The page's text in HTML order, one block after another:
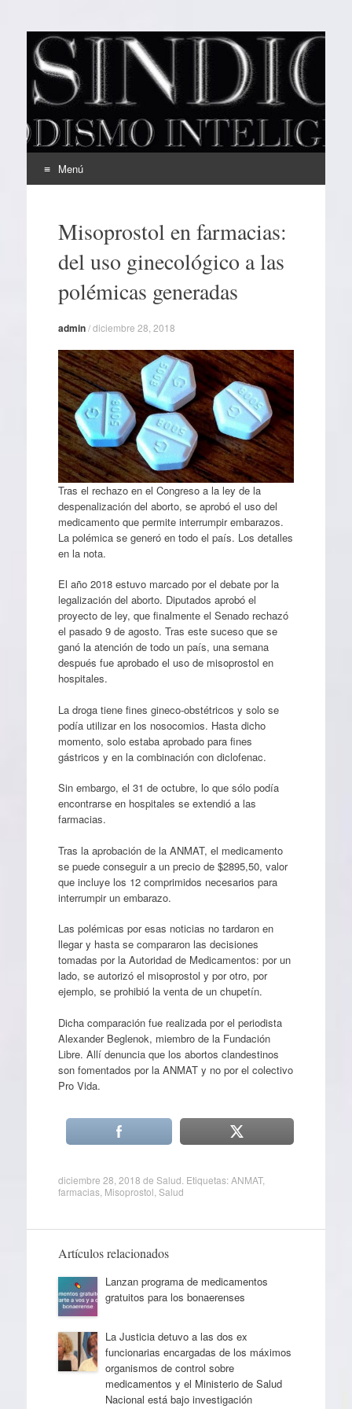
EL SINDICAL
Periodismo Inteligente
Menú
contenidoMisoprostol en farmacias:
del uso ginecológico a las
polémicas generadas
admin/diciembre 28, 2018
Tras el rechazo en el Congreso a la ley de la
despenalización del aborto, se aprobó el uso del
medicamento que permite interrumpir embarazos.
La polémica se generó en todo el país. Los detalles
en la nota.
El año 2018 estuvo marcado por el debate por la
legalización del aborto. Diputados aprobó el
proyecto de ley, que finalmente el Senado rechazó
el pasado 9 de agosto. Tras este suceso que se
ganó la atención de todo un país, una semana
después fue aprobado el uso de misoprostol en
hospitales.
La droga tiene fines gineco-obstétricos y solo se
podía utilizar en los nosocomios. Hasta dicho
momento, solo estaba aprobado para fines
gástricos y en la combinación con diclofenac.
Sin embargo, el 31 de octubre, lo que sólo podía
encontrarse en hospitales se extendió a las
farmacias.
Tras la aprobación de la ANMAT, el medicamento
se puede conseguir a un precio de $2895,50, valor
que incluye los 12 comprimidos necesarios para
interrumpir un embarazo.
Las polémicas por esas noticias no tardaron en
llegar y hasta se compararon las decisiones
tomadas por la Autoridad de Medicamentos: por un
lado, se autorizó el misoprostol y por otro, por
ejemplo, se prohibió la venta de un chupetín.
Dicha comparación fue realizada por el periodista
Alexander Beglenok, miembro de la Fundación
Libre. Allí denuncia que los abortos clandestinos
son fomentados por la ANMAT y no por el colectivo
Pro Vida.
diciembre 28, 2018 de Salud . Etiquetas:ANMAT,
farmacias, Misoprostol Salud
Artículos relacionados
Lanzan programa de medicamentos
gratuitos para los bonaerenses
La Justicia detuvo a las dos ex
funcionarias encargadas de los máximos
organismos de control sobre
medicamentos y el Ministerio de Salud
Nacional está bajo investigación